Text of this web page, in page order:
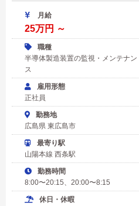
月給
25万円 ～
職種
半導体製造装置の監視・メンテナン
ス
雇用形態
正社員
勤務地
広島県 東広島市
最寄り駅
山陽本線 西条駅
勤務時間
8:00〜20:15、20:00〜8:15
休日・休暇